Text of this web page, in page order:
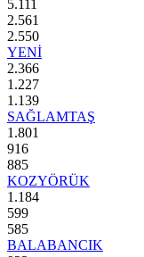
5.111
2.561
2.550
YENİ
2.366
1.227
1.139
SAĞLAMTAŞ
1.801
916
885
KOZYÖRÜK
1.184
599
585
BALABANCIK